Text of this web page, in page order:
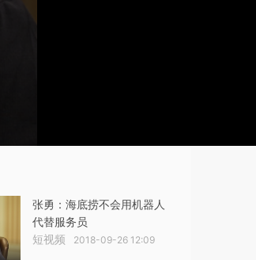
张勇：海底捞不会用机器人
代替服务员
短视频 2018-09-26 12:09